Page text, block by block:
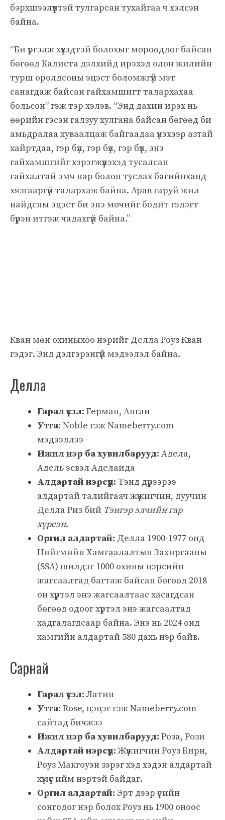
бэрхшээлүүдтэй тулгарсан тухайгаа ч хэлсэн
байна.
“Би үргэлж хүүхэдтэй болохыг мөрөөддөг байсан
бөгөөд Калиста дэлхийд ирэхэд олон жилийн
турш оролдсоны эцэст боломжгүй мэт
санагдаж байсан гайхамшигт талархахаа
больсон” гэж тэр хэлэв. “Энд дахин ирэх нь
өөрийн гэсэн галзуу хулгана байсан бөгөөд би
амьдралаа хуваалцаж байгаадаа үнэхээр азтай
хайртдаа, гэр бүл, гэр бүл, гэр бүл, энэ
гайхамшгийг хэрэгжүүлэхэд тусалсан
гайхалтай эмч нар болон туслах багийнханд
хязгааргүй талархаж байна. Арав гаруй жил
найдсны эцэст би энэ мөчийг бодит гэдэгт
бүрэн итгэж чадахгүй байна.”
Кван мөн охиныхоо нэрийг Делла Роуз Кван
гэдэг. Энд дэлгэрэнгүй мэдээлэл байна.
Делла
Гарал үүсэл: Герман, Англи
Утга: Noble гэж Nameberry.com
мэдээллээ
Ижил нэр ба хувилбарууд: Адела,
Адель эсвэл Аделаида
Алдартай нэрсүүд: Тэнд дүрээрээ
алдартай талийгаач жүжигчин, дуучин
Делла Риз бий Тэнгэр элчийн гар
хүрсэн.
Оргил алдартай: Делла 1900-1977 онд
Нийгмийн Хамгаалалтын Захиргааны
(SSA) шилдэг 1000 охины нэрсийн
жагсаалтад багтаж байсан бөгөөд 2018
он хүртэл энэ жагсаалтаас хасагдсан
бөгөөд одоог хүртэл энэ жагсаалтад
хадгалагдсаар байна. Энэ нь 2024 онд
хамгийн алдартай 580 дахь нэр байв.
Сарнай
Гарал үүсэл: Латин
Утга: Rose, цэцэг гэж Nameberry.com
сайтад бичжээ
Ижил нэр ба хувилбарууд: Роза, Рози
Алдартай нэрсүүд:Жүжигчин Роуз Бирн,
Роуз Макгоуэн зэрэг хэд хэдэн алдартай
хүмүүс ийм нэртэй байдаг.
Оргил алдартай: Эрт дээр үеийн
сонгодог нэр болох Роуз нь 1900 оноос